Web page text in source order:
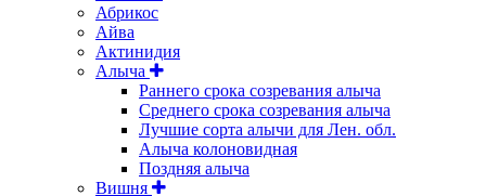
Абрикос
Айва
Актинидия
Алыча
Раннего срока созревания алыча
Среднего срока созревания алыча
Лучшие сорта алычи для Лен. обл.
Алыча колоновидная
Поздняя алыча
Вишня